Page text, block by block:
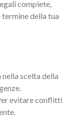
complete,
della tua
nella scelta della
evitare conflitti